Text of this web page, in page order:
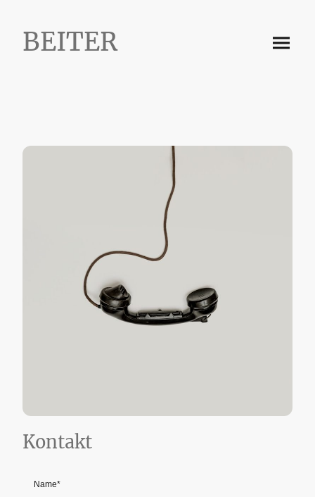
BEITER
Kontakt
Name*